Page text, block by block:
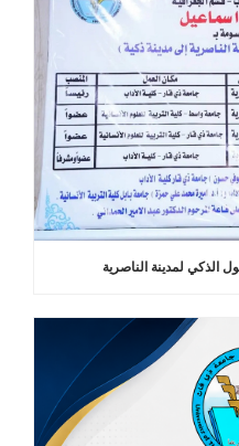
الذكي لمدينة الناصرية